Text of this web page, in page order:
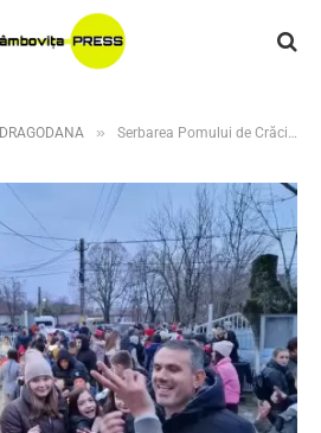
DRAGODANA » Serbarea Pomului de Crăciun din comuna Dragodana, un eveniment ce va deveni tradiție